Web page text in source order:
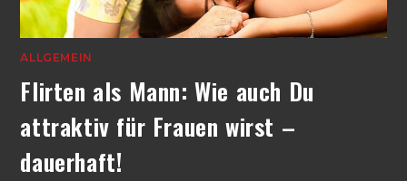
ALLGEMEIN
Flirten als Mann: Wie auch Du
attraktiv für Frauen wirst –
dauerhaft!